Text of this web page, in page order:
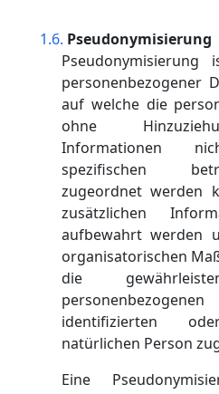
Pseudonymisierung
personenbezogener
auf welche die
ohne
Informationen
spezifischen
zugeordnet werden
zusätzlichen
aufbewahrt werden
organisatorischen
die
identifizierten
natürlichen Person
Eine